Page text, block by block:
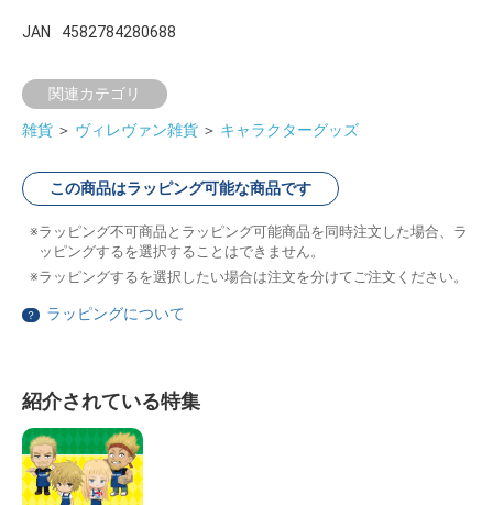
JAN 4582784280688
関連カテゴリ
雑貨 ＞ ヴィレヴァン雑貨 ＞ キャラクターグッズ
この商品はラッピング可能な商品です
ラッピング不可商品とラッピング可能商品を同時注文した場合、ラ
ッピングするを選択することはできません。
ラッピングするを選択したい場合は注文を分けてご注文ください。
？ ラッピングについて
紹介されている特集